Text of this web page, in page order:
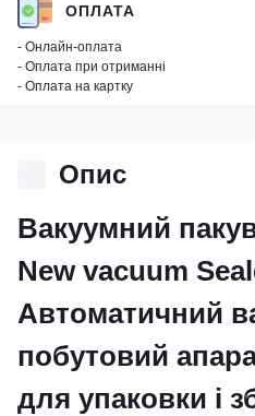
ОПЛАТА
- Онлайн-оплата
- Оплата при отриманні
- Оплата на картку
Опис
Вакуумний
New vacuum
Автоматичний
побутовий
для упаковки і